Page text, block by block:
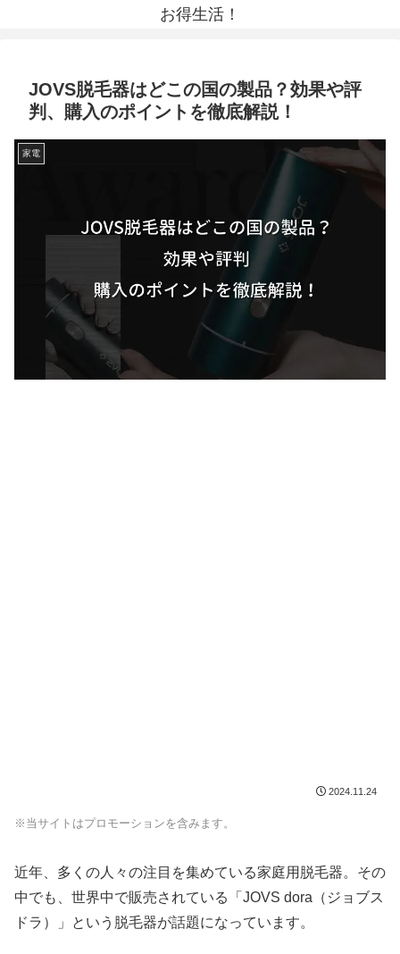
お得生活！
JOVS脱毛器はどこの国の製品？効果や評
判、購入のポイントを徹底解説！
家電
2024.11.24
※当サイトはプロモーションを含みます。
近年、多くの人々の注目を集めている家庭用脱毛器。その
中でも、世界中で販売されている「JOVS dora（ジョブス
ドラ）」という脱毛器が話題になっています。